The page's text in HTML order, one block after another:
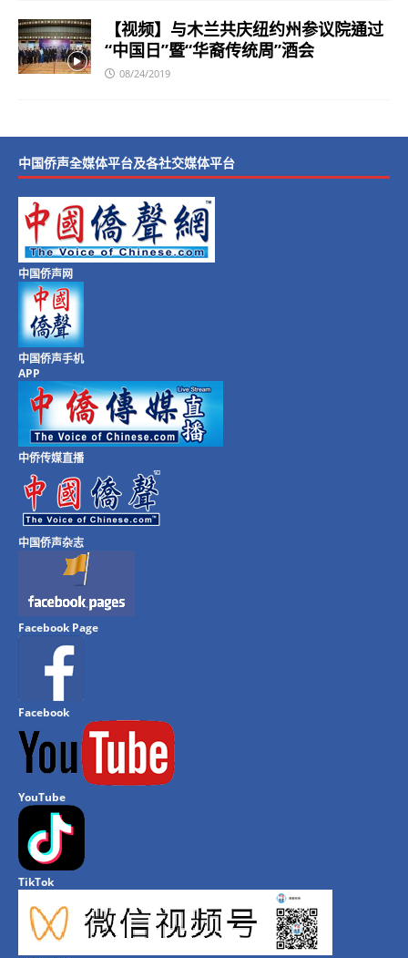
【视频】与木兰共庆纽约州参议院通过
“中国日”暨“华裔传统周”酒会
08/24/2019
中国侨声全媒体平台及各社交媒体平台
中国侨声网
中国侨声手机
APP
中侨传媒直播
中国侨声杂志
Facebook Page
Facebook
YouTube
TikTok